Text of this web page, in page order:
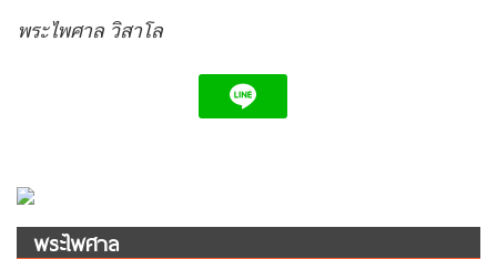
พระไพศาล วิสาโล
พระไพศาล